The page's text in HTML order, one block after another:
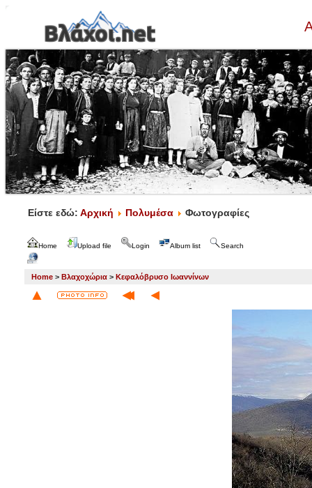
Είστε εδώ: Αρχική Πολυμέσα Φωτογραφίες
Home Upload file Login Album list Search
Home > Βλαχοχώρια > Κεφαλόβρυσο Ιωαννίνων